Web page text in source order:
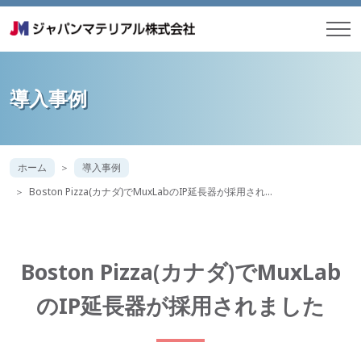
導入事例
ホーム
導入事例
Boston Pizza(カナダ)でMuxLabのIP延長器が採用され…
Boston Pizza(カナダ)でMuxLab
のIP延長器が採用されました